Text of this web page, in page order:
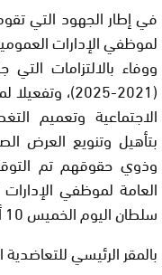
في إطار الجهود التي
لموظفي الإدارات
ووفاء بالالتزامات
(2021-2025)،
الاجتماعية وتعميم
بتأهيل وتنويع العرض
وذوي حقوقهم تم
العامة لموظفي
سلطان اليوم الخميس 10 أبريل 2025
بالمقر الرئيسي للتعاضدية